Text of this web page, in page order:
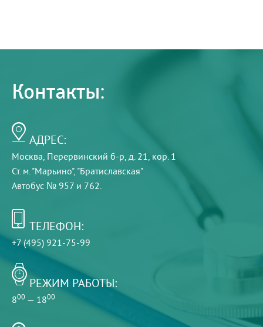
Контакты:
АДРЕС:
Москва, Перервинский б-р, д. 21, кор. 1
Ст. м. "Марьино", "Братиславская"
Автобус № 957 и 762.
ТЕЛЕФОН:
+7 (495) 921-75-99
РЕЖИМ РАБОТЫ:
800 — 1800